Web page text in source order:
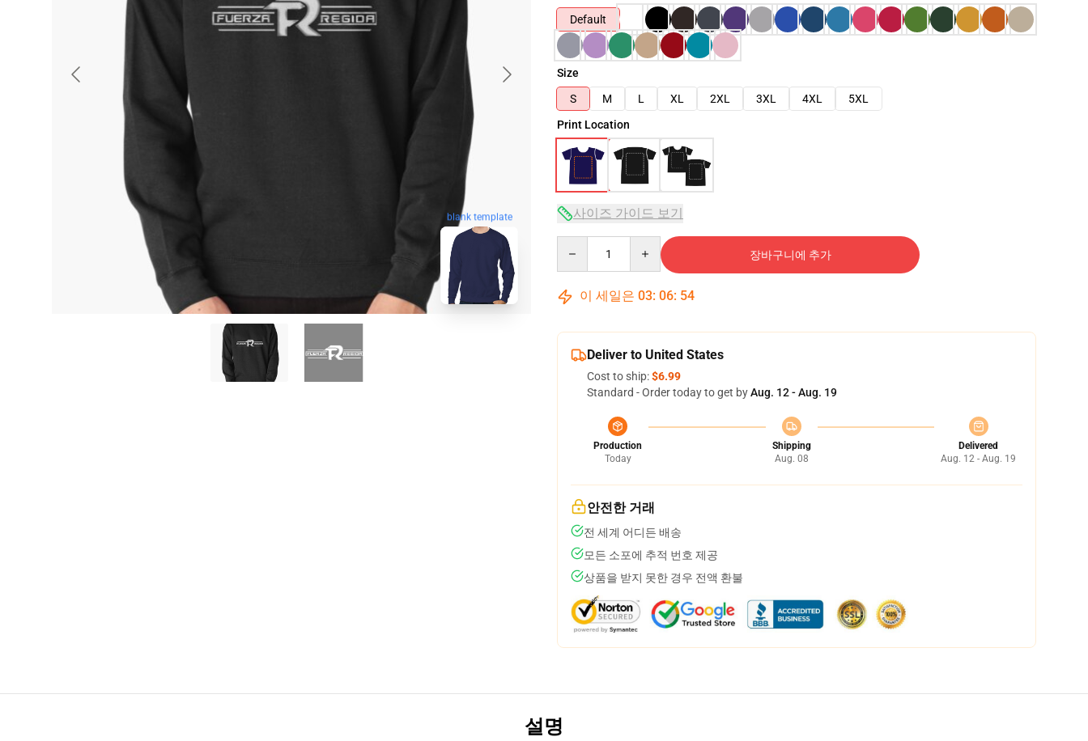
blank template
Default
Size
S
M L XL 2XL 3XL 4XL
5XL
Print Location
사이즈 가이드 보기
장바구니에 추가
이 세일은 03: 06: 53
Deliver to United States
Cost to ship:$6.99
Standard - Order today to get byAug. 12 - Aug. 19
Production
Today
Shipping
Aug. 08
Delivered
Aug. 12 - Aug. 19
안전한 거래
전 세계 어디든 배송
모든 소포에 추적 번호 제공
상품을 받지 못한 경우 전액 환불
설명